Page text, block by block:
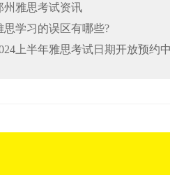
干货指南
州雅思考试资讯
思学习的误区有哪些?
上半年雅思考试日期开放预约